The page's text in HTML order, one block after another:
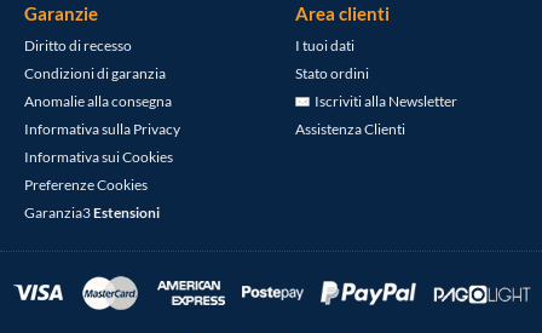
Garanzie
Diritto di recesso
Condizioni di garanzia
Anomalie alla consegna
Informativa sulla Privacy
Informativa sui Cookies
Preferenze Cookies
Garanzia3Estensioni
Area clienti
I tuoi dati
Stato ordini
Iscriviti alla Newsletter
Assistenza Clienti